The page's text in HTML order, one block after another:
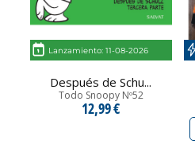
Lanzamiento: 11-08-2026
Después de Schu...
Todo Snoopy Nº52
12,99 €